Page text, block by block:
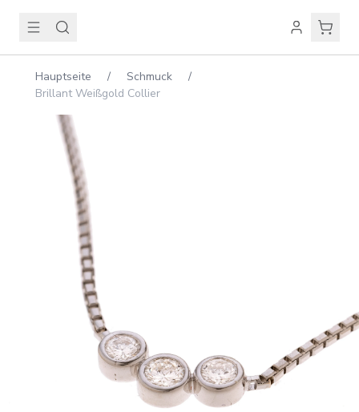
Hauptseite / Schmuck
/
Brillant Weißgold Collier